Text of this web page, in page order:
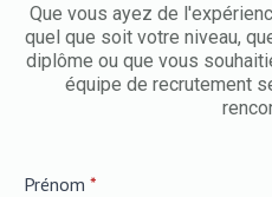
Que vous ayez de
quel que soit votre niveau,
diplôme ou que vous
équipe de recrutement
Prénom *